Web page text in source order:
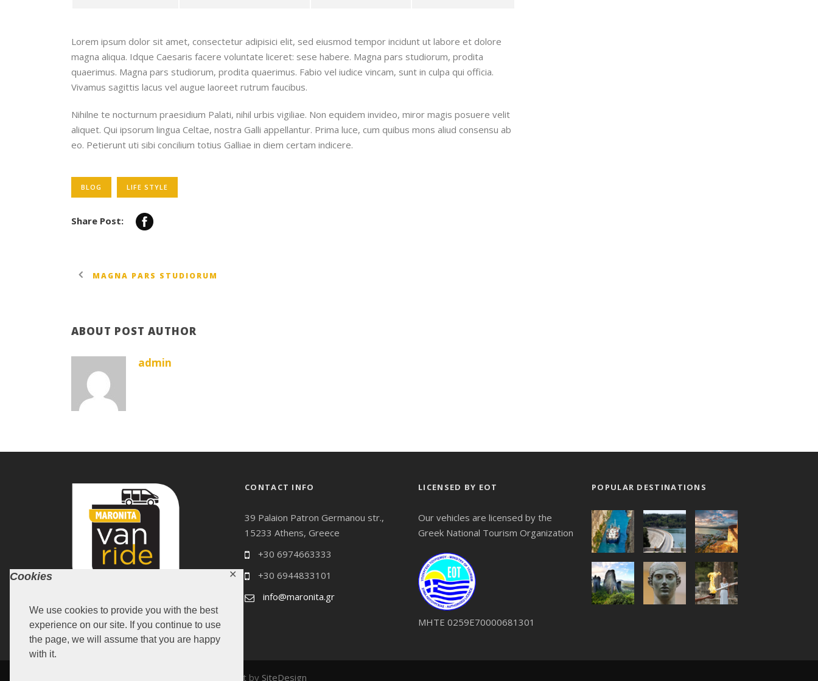
Cookies
We use cookies to provide you with the best
experience on our site. If you continue to use
the page, we will assume that you are happy
with it.
✕
Lorem ipsum dolor sit amet, consectetur adipisici elit, sed eiusmod tempor incidunt ut labore et dolore
magna aliqua. Idque Caesaris facere voluntate liceret: sese habere. Magna pars studiorum, prodita
quaerimus. Magna pars studiorum, prodita quaerimus. Fabio vel iudice vincam, sunt in culpa qui officia.
Vivamus sagittis lacus vel augue laoreet rutrum faucibus.
Nihilne te nocturnum praesidium Palati, nihil urbis vigiliae. Non equidem invideo, miror magis posuere velit
aliquet. Qui ipsorum lingua Celtae, nostra Galli appellantur. Prima luce, cum quibus mons aliud consensu ab
eo. Petierunt uti sibi concilium totius Galliae in diem certam indicere.
BLOG LIFE STYLE
Share Post:
MAGNA PARS STUDIORUM
ABOUT POST AUTHOR
admin
CONTACT INFO
39 Palaion Patron Germanou str.,
15233 Athens, Greece
+30 6974663333
+30 6944833101
info@maronita.gr
LICENSED BY EOT
Our vehicles are licensed by the
Greek National Tourism Organization
ΜΗΤΕ 0259Ε70000681301
POPULAR DESTINATIONS
MARONITA 2019, Design & Development by SiteDesign